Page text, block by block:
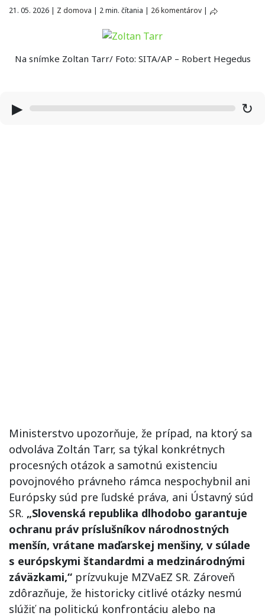
21. 05. 2026 | Z domova | 2 min. čítania | 26 komentárov |
Na snímke Zoltan Tarr/ Foto: SITA/AP – Robert Hegedus
▶ ↻
Ministerstvo upozorňuje, že prípad, na ktorý sa
odvoláva Zoltán Tarr, sa týkal konkrétnych
procesných otázok a samotnú existenciu
povojnového právneho rámca nespochybnil ani
Európsky súd pre ľudské práva, ani Ústavný súd
SR. „Slovenská republika dlhodobo garantuje
ochranu práv príslušníkov národnostných
menšín, vrátane maďarskej menšiny, v súlade
s európskymi štandardmi a medzinárodnými
záväzkami,“ prízvukuje MZVaEZ SR. Zároveň
zdôrazňuje, že historicky citlivé otázky nesmú
slúžiť na politickú konfrontáciu alebo na